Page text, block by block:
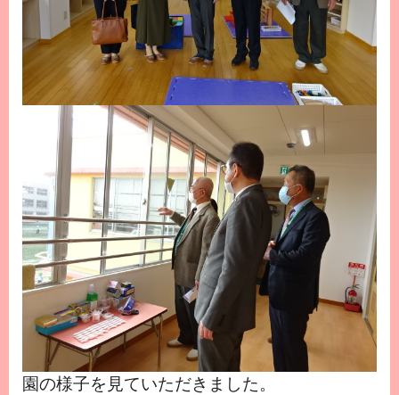
園の様子を見ていただきました。